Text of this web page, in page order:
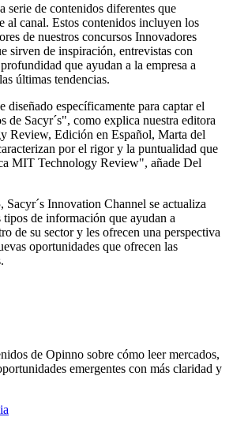
serie de contenidos diferentes que
al canal. Estos contenidos incluyen los
de nuestros concursos Innovadores
sirven de inspiración, entrevistas con
que ayudan a la empresa a
últimas tendencias.
diseñado específicamente para captar el
de Sacyr´s", como explica nuestra editora
Review, Edición en Español, Marta del
por el rigor y la puntualidad que
MIT Technology Review", añade Del
Sacyr´s Innovation Channel se actualiza
tipos de información que ayudan a
de su sector y les ofrecen una perspectiva
oportunidades que ofrecen las
de Opinno sobre cómo leer mercados,
emergentes con más claridad y